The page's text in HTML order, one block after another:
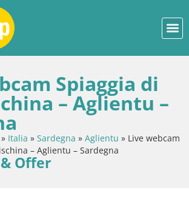
Spiaggia di
– Aglientu –
» Italia » Sardegna » Aglientu » Live webcam
– Aglientu – Sardegna
Offer